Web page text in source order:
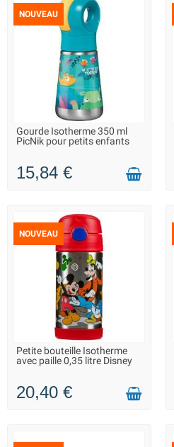
NOUVEAU
LIVRAISON 2 À 3 JOURS
Gourde Isotherme 350 ml
PicNik pour petits enfants
15,84 €
NOUVEAU
LIVRAISON 2 À 3 JOURS
Petite bouteille Isotherme
avec paille 0,35 litre Disney
20,40 €